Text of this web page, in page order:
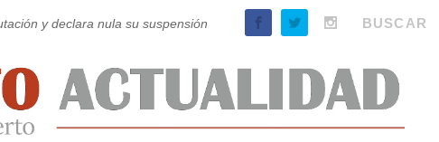
y declara nula su suspensión